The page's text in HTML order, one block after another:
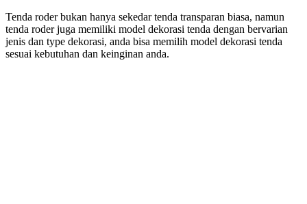
Tenda roder bukan hanya sekedar tenda transparan biasa, namun
tenda roder juga memiliki model dekorasi tenda dengan bervarian
jenis dan type dekorasi, anda bisa memilih model dekorasi tenda
sesuai kebutuhan dan keinginan anda.